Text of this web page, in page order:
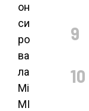
он
си
ро
ва
ла
Mi
MI